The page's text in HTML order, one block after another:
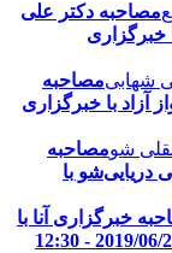
مصاحبه دکتر علی
خبرگزاری
مصاحبه
آزاد با خبرگزاری
مصاحبه
دریایی‌شو با
خبرگزاری آنا با
2019/06/25 -